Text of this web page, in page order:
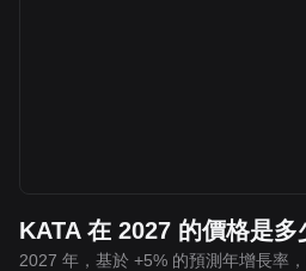
KATA 在 2027 的價格是多
2027 年，基於 +5% 的預測年增長率